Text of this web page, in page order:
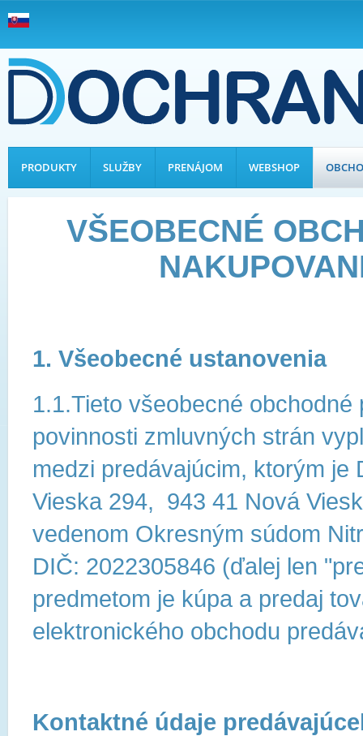
PRODUKTY SLUŽBY PRENÁJOM WEBSHOP
VŠEOBECNÉ
1. Všeobecné ustanovenia
1.1.Tieto všeobecné
povinnosti zmluvných strán
medzi predávajúcim, ktorým je
Vieska 294, 943 41 Nová
vedenom Okresným súdom
DIČ: 2022305846 (ďalej len
predmetom je kúpa a predaj
elektronického obchodu
Kontaktné údaje